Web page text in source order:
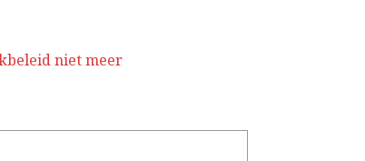
niet meer